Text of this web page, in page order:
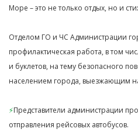
Море – это не только отдых, но и
Отделом ГО и ЧС Администрации
профилактическая работа, в том
и буклетов, на тему безопасного
населением города, выезжающим
⚡️Представители администрации
отправления рейсовых автобусов.